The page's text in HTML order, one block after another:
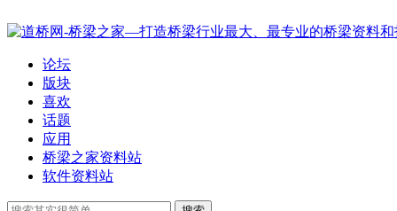
论坛
版块
喜欢
话题
应用
桥梁之家资料站
软件资料站